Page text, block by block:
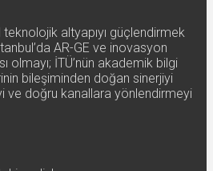
altyapıyı güçlendirmek
AR-GE ve inovasyon
olmayı; İTÜ’nün akademik bilgi
bileşiminden doğan sinerjiyi
ve doğru kanallara yönlendirmeyi